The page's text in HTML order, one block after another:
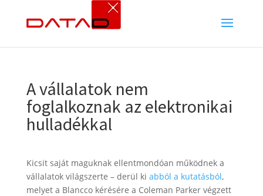
A vállalatok nem
foglalkoznak az elektronikai
hulladékkal
Kicsit saját maguknak ellentmondóan működnek a
vállalatok világszerte – derül ki abból a kutatásból,
melyet a Blancco kérésére a Coleman Parker végzett